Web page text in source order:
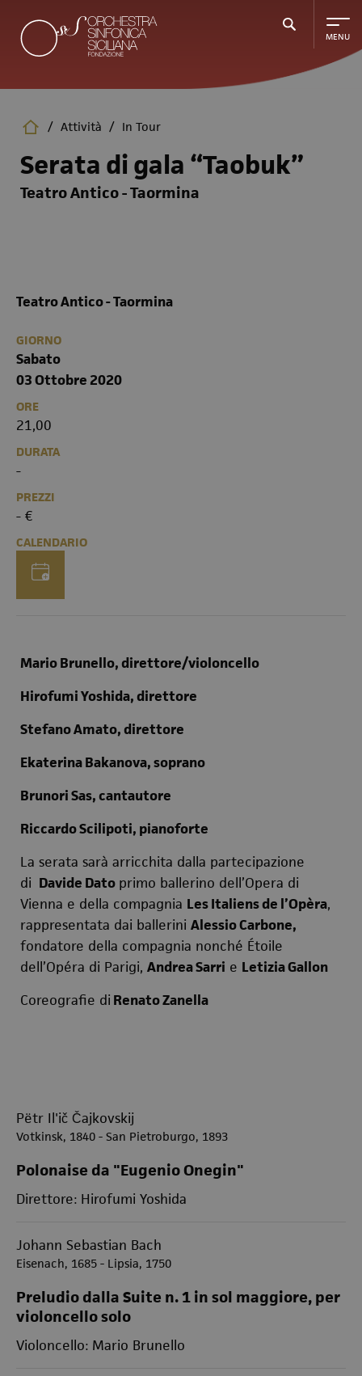
contenuto
principale
/ Attività / In Tour
Serata di gala “Taobuk”
Teatro Antico - Taormina
Teatro Antico - Taormina
GIORNO
Sabato
03 Ottobre 2020
ORE
21,00
DURATA
-
PREZZI
- €
CALENDARIO
Mario Brunello, direttore/violoncello
Hirofumi Yoshida, direttore
Stefano Amato, direttore
Ekaterina Bakanova, soprano
Brunori Sas, cantautore
Riccardo Scilipoti, pianoforte
La serata sarà arricchita dalla partecipazione
di Davide Dato primo ballerino dell’Opera di
Vienna e della compagnia Les Italiens de l’Opèra,
rappresentata dai ballerini Alessio Carbone,
fondatore della compagnia nonché Étoile
dell’Opéra di Parigi, Andrea Sarri e Letizia Gallon
Coreografie di Renato Zanella
Pëtr Il'ič Čajkovskij
Votkinsk, 1840 - San Pietroburgo, 1893
Polonaise da "Eugenio Onegin"
Direttore: Hirofumi Yoshida
Johann Sebastian Bach
Eisenach, 1685 - Lipsia, 1750
Preludio dalla Suite n. 1 in sol maggiore, per
violoncello solo
Violoncello: Mario Brunello